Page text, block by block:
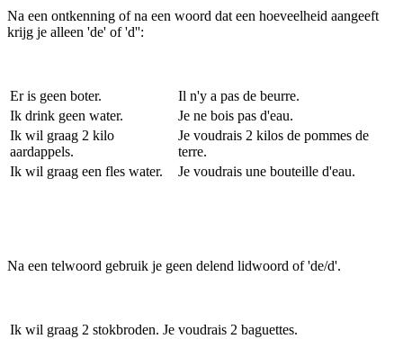
Na een ontkenning of na een woord dat een hoeveelheid aangeeft
krijg je alleen 'de' of 'd'':
Er is geen boter.
Il n'y a pas de beurre.
Ik drink geen water.
Je ne bois pas d'eau.
Ik wil graag 2 kilo
aardappels.
Je voudrais 2 kilos de pommes de
terre.
Ik wil graag een fles water.
Je voudrais une bouteille d'eau.
Na een telwoord gebruik je geen delend lidwoord of 'de/d'.
Ik wil graag 2 stokbroden. Je voudrais 2 baguettes.